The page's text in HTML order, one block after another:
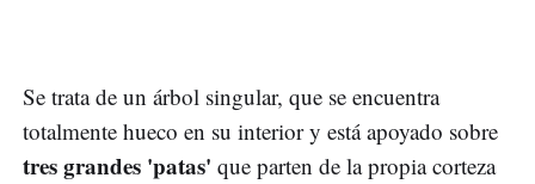
Se trata de un árbol singular, que se encuentra
totalmente hueco en su interior y está apoyado sobre
tres grandes 'patas' que parten de la propia corteza